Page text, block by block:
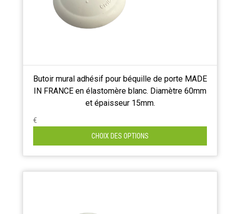
Butoir mural adhésif pour béquille de porte MADE
IN FRANCE en élastomère blanc. Diamètre 60mm
et épaisseur 15mm.
€
CHOIX DES OPTIONS